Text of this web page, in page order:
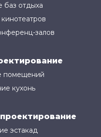
баз отдыха
залов
помещений
кухонь
эстакад